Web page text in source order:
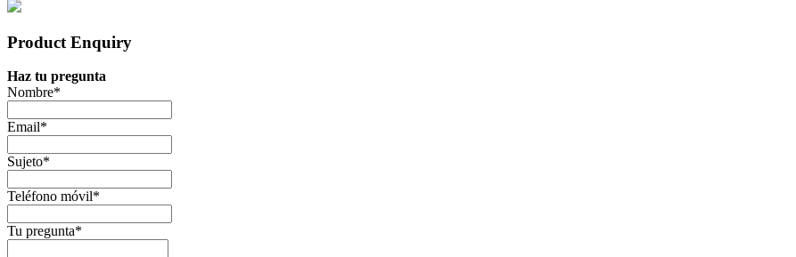
Product Enquiry
Haz tu pregunta
Nombre*
Email*
Sujeto*
Teléfono móvil*
Tu pregunta*